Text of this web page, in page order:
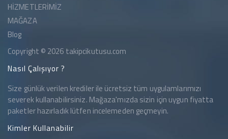
HİZMETLERİMİZ
MAĞAZA
Blog
Copyright © 2026 takipcikutusu.com
Nasıl Çalışıyor ?
Size günlük verilen krediler ile ücretsiz tüm uygulamlarımızı
severek kullanabilirsiniz. Mağaza'mızda sizin için uygun fiyatta
paketler hazırladık lütfen incelemeden geçmeyin.
Kimler Kullanabilir